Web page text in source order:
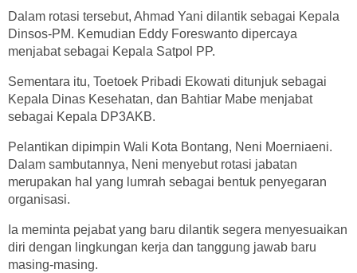
Dalam rotasi tersebut, Ahmad Yani dilantik sebagai Kepala
Dinsos-PM. Kemudian Eddy Foreswanto dipercaya
menjabat sebagai Kepala Satpol PP.
Sementara itu, Toetoek Pribadi Ekowati ditunjuk sebagai
Kepala Dinas Kesehatan, dan Bahtiar Mabe menjabat
sebagai Kepala DP3AKB.
Pelantikan dipimpin Wali Kota Bontang, Neni Moerniaeni.
Dalam sambutannya, Neni menyebut rotasi jabatan
merupakan hal yang lumrah sebagai bentuk penyegaran
organisasi.
Ia meminta pejabat yang baru dilantik segera menyesuaikan
diri dengan lingkungan kerja dan tanggung jawab baru
masing-masing.